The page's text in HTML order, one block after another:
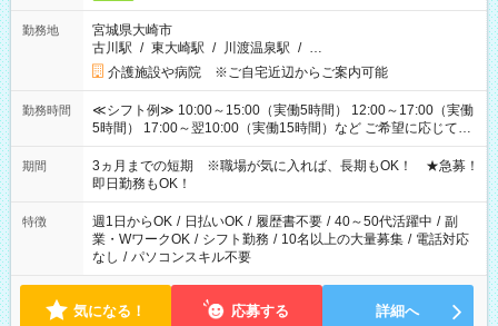
勤務地
宮城県大崎市
古川駅 / 東大崎駅 / 川渡温泉駅 / …
介護施設や病院 ※ご自宅近辺からご案内可能
勤務時間
≪シフト例≫ 10:00～15:00（実働5時間） 12:00～17:00（実働
5時間） 17:00～翌10:00（実働15時間）など ご希望に応じて、
働く時間は調整できます！ お気軽に担当へ相談ください！
期間
3ヵ月までの短期 ※職場が気に入れば、長期もOK！ ★急募！
即日勤務もOK！
特徴 週1日からOK / 日払いOK / 履歴書不要 / 40～50代活躍中 / 副
業・WワークOK / シフト勤務 / 10名以上の大量募集 / 電話対応
なし / パソコンスキル不要
気になる！ 応募する 詳細へ